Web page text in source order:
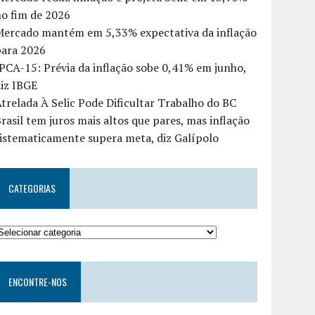
fim de 2026
mantém em 5,33% expectativa da inflação
2026
15: Prévia da inflação sobe 0,41% em junho,
IBGE
À Selic Pode Dificultar Trabalho do BC
tem juros mais altos que pares, mas inflação
supera meta, diz Galípolo
CATEGORIAS
ENCONTRE-NOS